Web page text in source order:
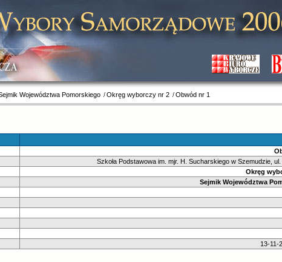
Szkoła Podstawowa im. mjr. H. Sucharskiego w Szemudzie,
Okręg
Sejmik Województwa
13-11-
Województwa Pomorskiego Okręg wyborczy nr 2 Obwód nr 1